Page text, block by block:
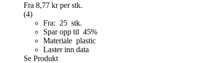
Fra 8,77 krper stk.
(4)
Fra: 25 stk.
Spar opp til 45%
Materiale plastic
Laster inn data
Se Produkt